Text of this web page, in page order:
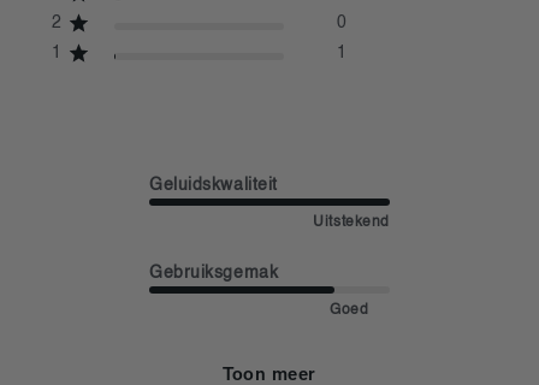
2
0
1
1
Geluidskwaliteit
Uitstekend
Gebruiksgemak
Goed
Toon meer